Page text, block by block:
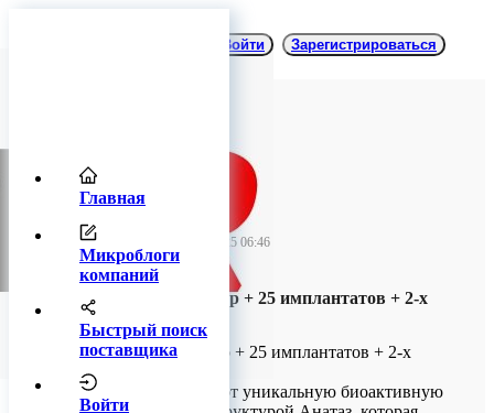
Главная
Микроблоги
компаний
Быстрый поиск
поставщика
Войти
Войти Зарегистрироваться
15 сентября 2025 06:46
Дентальный набор + 25 имплантатов + 2-х
дневное обучение
Дентальный набор + 25 имплантатов + 2-х
дневное обучение
Имплантаты имеют уникальную биоактивную